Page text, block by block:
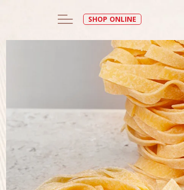
SHOP ONLINE